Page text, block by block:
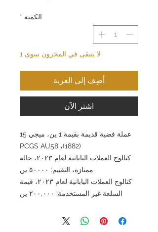
الكمية *
لا يتبقى في المخزون سوى 1
أضِف إلى العربة
اشترِ الآن
عملة فضية قديمة بقيمة 1 ين، ميجي 15
(1882)، PCGS AU58
كتالوج العملات اليابانية لعام ٢٠٢٣، حالة
ممتازة، التقييم: ٥٠٠٠٠ ين
كتالوج العملات اليابانية لعام ٢٠٢٣، قيمة
السلعة غير المستخدمة: ٢٠٠,٠٠٠ ين